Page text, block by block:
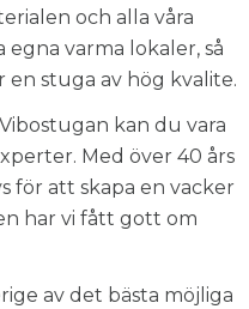
och alla våra
egna varma lokaler, så
en stuga av hög kvalite.
kan du vara
Med över 40 års
för att skapa en vacker
har vi fått gott om
av det bästa möjliga